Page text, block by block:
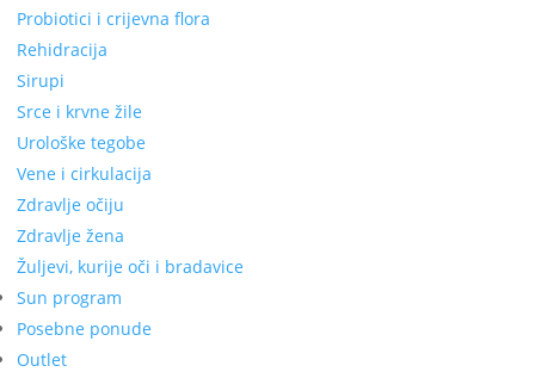
Probiotici i crijevna flora
Rehidracija
Sirupi
Srce i krvne žile
Urološke tegobe
Vene i cirkulacija
Zdravlje očiju
Zdravlje žena
Žuljevi, kurije oči i bradavice
Sun program
Posebne ponude
Outlet